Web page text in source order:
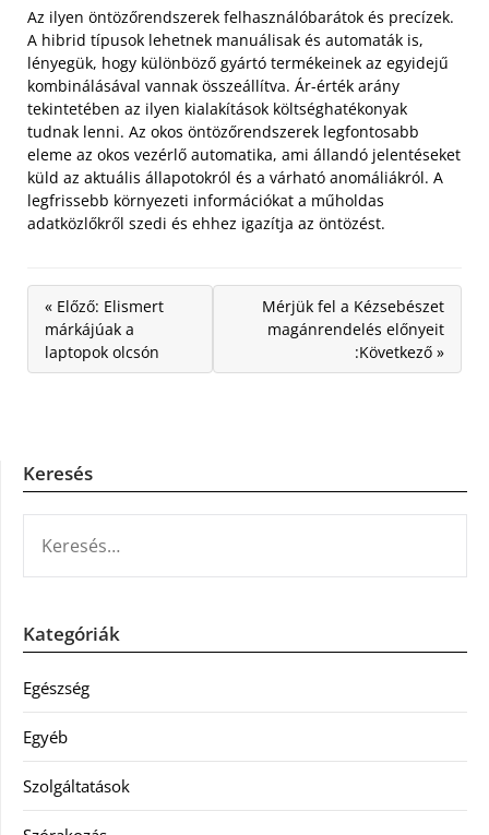
Az ilyen öntözőrendszerek felhasználóbarátok és precízek.
A hibrid típusok lehetnek manuálisak és automaták is,
lényegük, hogy különböző gyártó termékeinek az egyidejű
kombinálásával vannak összeállítva. Ár-érték arány
tekintetében az ilyen kialakítások költséghatékonyak
tudnak lenni. Az okos öntözőrendszerek legfontosabb
eleme az okos vezérlő automatika, ami állandó jelentéseket
küld az aktuális állapotokról és a várható anomáliákról. A
legfrissebb környezeti információkat a műholdas
adatközlőkről szedi és ehhez igazítja az öntözést.
« Előző: Elismert
márkájúak a
laptopok olcsón
Mérjük fel a Kézsebészet
magánrendelés előnyeit
:Következő »
Keresés
Kategóriák
Egészség
Egyéb
Szolgáltatások